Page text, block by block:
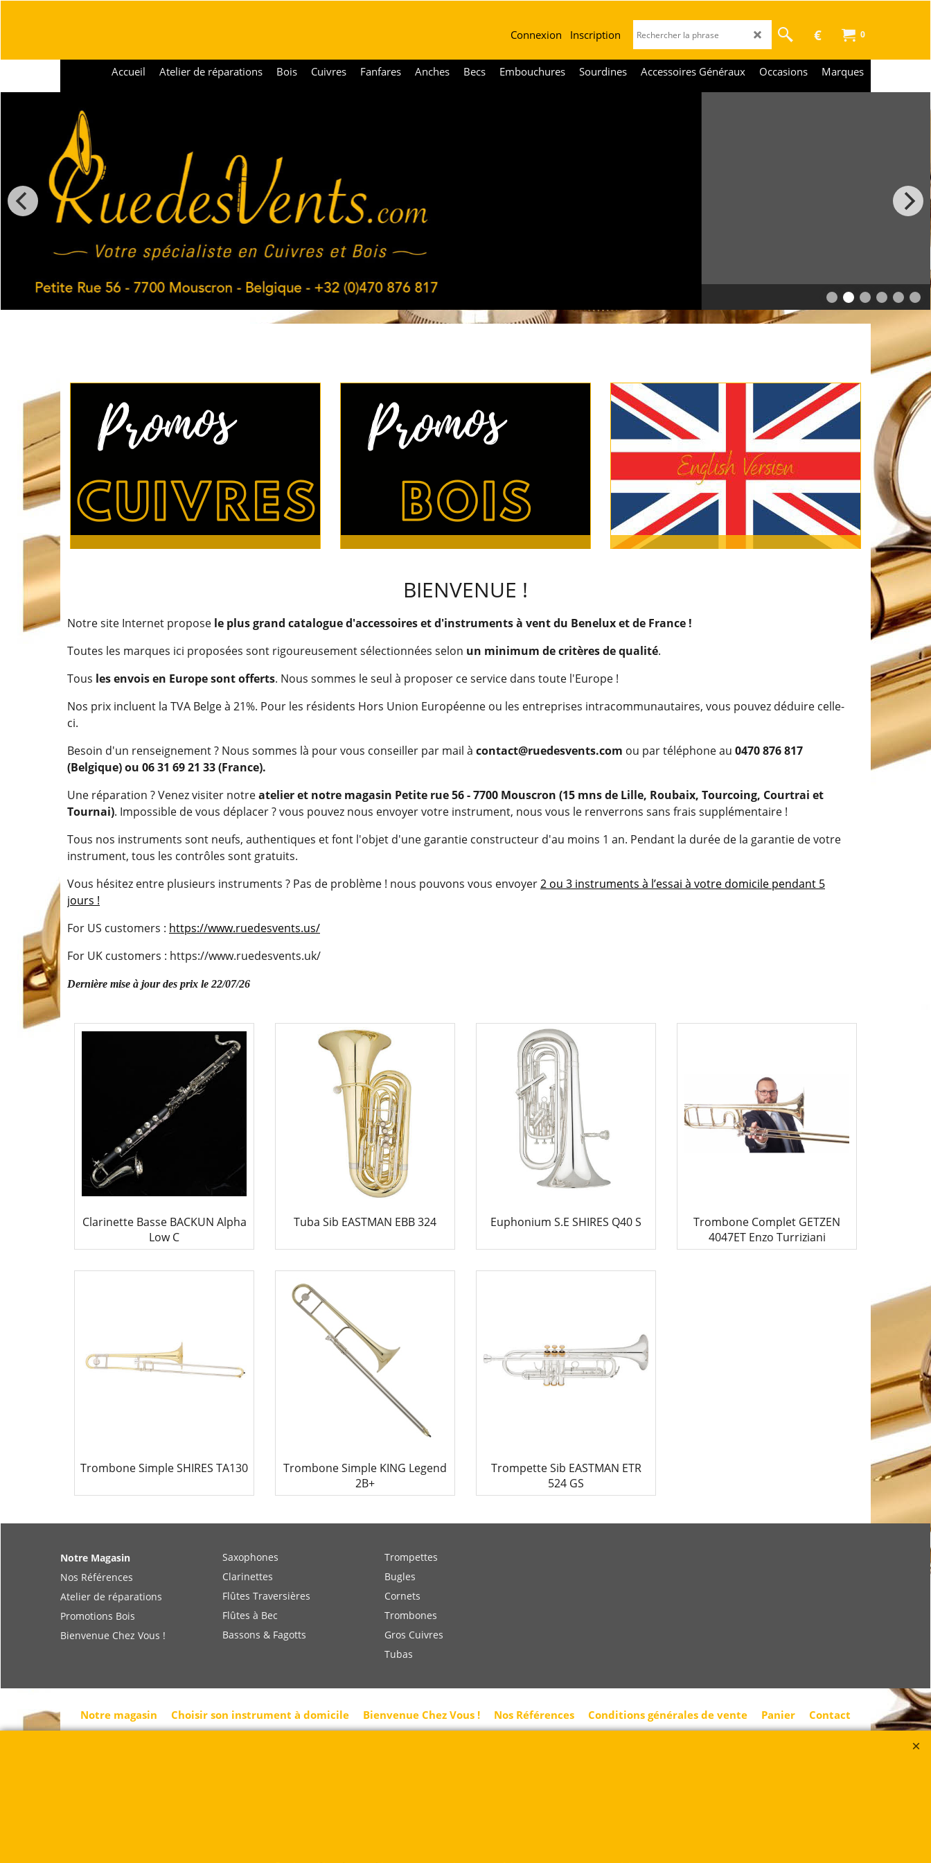
0
€
Connexion Inscription
Accueil Atelier de réparations Bois Cuivres Fanfares Anches Becs Embouchures Sourdines Accessoires Généraux Occasions Marques
Un confort, une sécurité, une innovation par ruedesvents.com !
BIENVENUE !
Notre site Internet propose le plus grand catalogue d'accessoires et d'instruments à vent du Benelux et de France !
Toutes les marques ici proposées sont rigoureusement sélectionnées selon un minimum de critères de qualité.
Tous les envois en Europe sont offerts. Nous sommes le seul à proposer ce service dans toute l'Europe !
Nos prix incluent la TVA Belge à 21%. Pour les résidents Hors Union Européenne ou les entreprises intracommunautaires, vous pouvez déduire celle-
ci.
Besoin d'un renseignement ? Nous sommes là pour vous conseiller par mail à contact@ruedesvents.com ou par téléphone au 0470 876 817
(Belgique) ou 06 31 69 21 33 (France).
Une réparation ? Venez visiter notreatelier et notre magasin Petite rue 56 - 7700 Mouscron (15 mns de Lille, Roubaix, Tourcoing, Courtrai et
Tournai). Impossible de vous déplacer ? vous pouvez nous envoyer votre instrument, nous vous le renverrons sans frais supplémentaire !
Tous nos instruments sont neufs, authentiques et font l'objet d'une garantie constructeur d'au moins 1 an. Pendant la durée de la garantie de votre
instrument, tous les contrôles sont gratuits.
Vous hésitez entre plusieurs instruments ? Pas de problème ! nous pouvons vous envoyer2 ou 3 instruments à l’essai à votre domicile pendant 5
jours !
For US customers : https://www.ruedesvents.us/
For UK customers : https://www.ruedesvents.uk/
Dernière mise à jour des prix le 22/07/26
Clarinette Basse BACKUN Alpha
Low C
Tuba Sib EASTMAN EBB 324 Euphonium S.E SHIRES Q40 S
Trombone Complet GETZEN
4047ET Enzo Turriziani
€790.00
Trombone Simple KING Legend
2B+
€3,540.00
Trompette Sib EASTMAN ETR
524 GS
€940.00
Notre Magasin
Nos Références
Atelier de réparations
Saxophones
Clarinettes
Flûtes Traversières
Trompettes
Bugles
Cornets
Trombones
Tubas